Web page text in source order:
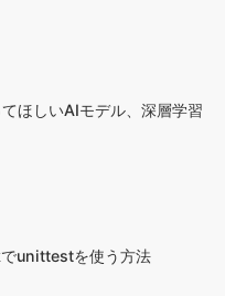
ほしいAIモデル、深層学習
unittestを使う方法